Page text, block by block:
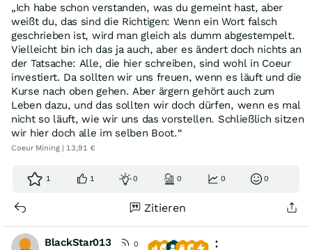
„Ich habe schon verstanden, was du gemeint hast, aber
weißt du, das sind die Richtigen: Wenn ein Wort falsch
geschrieben ist, wird man gleich als dumm abgestempelt.
Vielleicht bin ich das ja auch, aber es ändert doch nichts an
der Tatsache: Alle, die hier schreiben, sind wohl in Coeur
investiert. Da sollten wir uns freuen, wenn es läuft und die
Kurse nach oben gehen. Aber ärgern gehört auch zum
Leben dazu, und das sollten wir doch dürfen, wenn es mal
nicht so läuft, wie wir uns das vorstellen. Schließlich sitzen
wir hier doch alle im selben Boot.“
Coeur Mining | 13,91 €
1 1 0 0 0 0
Zitieren
BlackStar013
0